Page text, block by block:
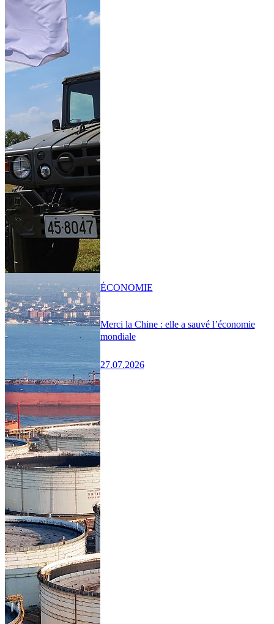
Merci la Chine : elle a sauvé l’économie
mondiale
27.07.2026
ÉCONOMIE